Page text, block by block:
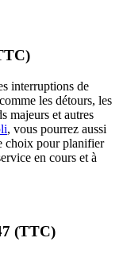
interruptions de
les détours, les
majeurs et autres
, vous pourrez aussi
choix pour planifier
en cours et à
(TTC)